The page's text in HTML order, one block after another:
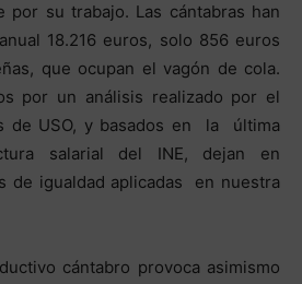
su trabajo. Las cántabras han
18.216 euros, solo 856 euros
que ocupan el vagón de cola.
por un análisis realizado por el
de USO, y basados en la última
salarial del INE, dejan en
de igualdad aplicadas en nuestra
cántabro provoca asimismo